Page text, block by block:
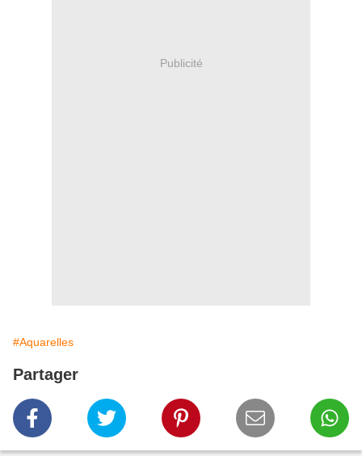
Publicité
#Aquarelles
Partager